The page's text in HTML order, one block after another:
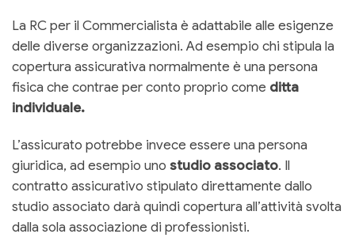
La RC per il Commercialista è adattabile alle esigenze
delle diverse organizzazioni. Ad esempio chi stipula la
copertura assicurativa normalmente è una persona
fisica che contrae per conto proprio come ditta
individuale.
L’assicurato potrebbe invece essere una persona
giuridica, ad esempio uno studio associato. Il
contratto assicurativo stipulato direttamente dallo
studio associato darà quindi copertura all’attività svolta
dalla sola associazione di professionisti.